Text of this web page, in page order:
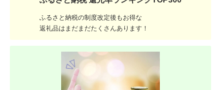
ふるさと納税の制度改定後もお得な
返礼品はまだまだたくさんあります！